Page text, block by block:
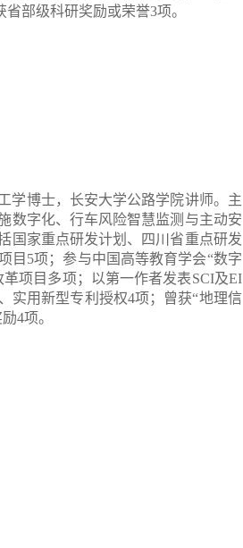
省部级科研奖励或荣誉3项。
学博士，长安大学公路学院讲师。主
数字化、行车风险智慧监测与主动安
国家重点研发计划、四川省重点研发
目5项；参与中国高等教育学会“数字
项目多项；以第一作者发表SCI及EI
实用新型专利授权4项；曾获“地理信
4项。